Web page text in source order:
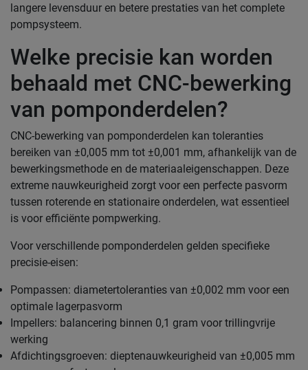
langere levensduur en betere prestaties van het complete
pompsysteem.
Welke precisie kan worden
behaald met CNC-bewerking
van pomponderdelen?
CNC-bewerking van pomponderdelen kan toleranties
bereiken van ±0,005 mm tot ±0,001 mm, afhankelijk van de
bewerkingsmethode en de materiaaleigenschappen. Deze
extreme nauwkeurigheid zorgt voor een perfecte pasvorm
tussen roterende en stationaire onderdelen, wat essentieel
is voor efficiënte pompwerking.
Voor verschillende pomponderdelen gelden specifieke
precisie-eisen:
Pompassen: diametertoleranties van ±0,002 mm voor een
optimale lagerpasvorm
Impellers: balancering binnen 0,1 gram voor trillingvrije
werking
Afdichtingsgroeven: dieptenauwkeurigheid van ±0,005 mm